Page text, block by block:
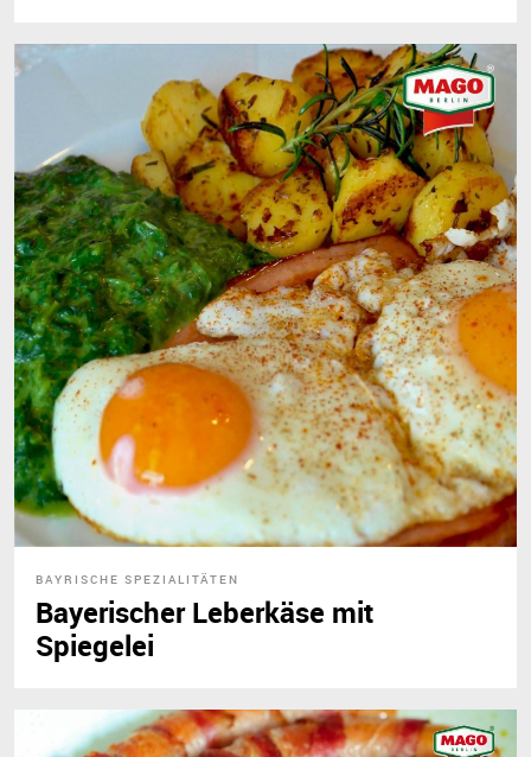
BAYRISCHE SPEZIALITÄTEN
Bayerischer Leberkäse mit
Spiegelei